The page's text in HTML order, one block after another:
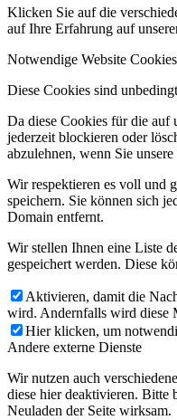
Klicken Sie auf die
auf Ihre Erfahrung auf
Notwendige Website Cookies
Diese Cookies sind
Da diese Cookies für die auf
jederzeit blockieren oder
abzulehnen, wenn Sie
Wir respektieren es voll und
speichern. Sie können sich
Domain entfernt.
Wir stellen Ihnen eine Liste
gespeichert werden. Diese
Aktivieren, damit die
wird. Andernfalls wird diese
Hier klicken, um
Andere externe Dienste
Wir nutzen auch
diese hier deaktivieren. Bitte
Neuladen der Seite wirksam.